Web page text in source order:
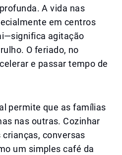
A vida nas
em centros
agitação
O feriado, no
e passar tempo de
permite que as famílias
nas outras. Cozinhar
conversas
um simples café da